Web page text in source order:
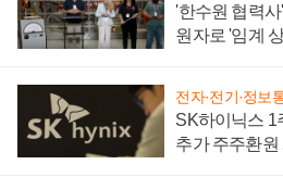
'한수원 협력
원자로 '임계
전자·전기·정보
SK하이닉스 1
추가 주주환원